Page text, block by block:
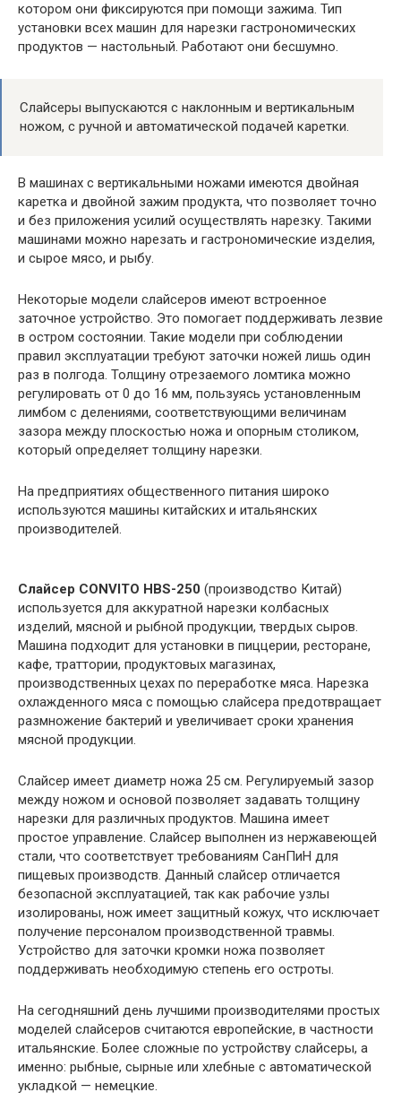
котором они фиксируются при помощи зажима. Тип
установки всех машин для нарезки гастрономических
продуктов — настольный. Работают они бесшумно.
Слайсеры выпускаются с наклонным и вертикальным
ножом, с ручной и автоматической подачей каретки.
В машинах с вертикальными ножами имеются двойная
каретка и двойной зажим продукта, что позволяет точно
и без приложения усилий осуществлять нарезку. Такими
машинами можно нарезать и гастрономические изделия,
и сырое мясо, и рыбу.
Некоторые модели слайсеров имеют встроенное
заточное устройство. Это помогает поддерживать лезвие
в остром состоянии. Такие модели при соблюдении
правил эксплуатации требуют заточки ножей лишь один
раз в полгода. Толщину отрезаемого ломтика можно
регулировать от 0 до 16 мм, пользуясь установленным
лимбом с делениями, соответствующими величинам
зазора между плоскостью ножа и опорным столиком,
который определяет толщину нарезки.
На предприятиях общественного питания широко
используются машины китайских и итальянских
производителей.
Слайсер CONVITO HBS-250 (производство Китай)
используется для аккуратной нарезки колбасных
изделий, мясной и рыбной продукции, твердых сыров.
Машина подходит для установки в пиццерии, ресторане,
кафе, траттории, продуктовых магазинах,
производственных цехах по переработке мяса. Нарезка
охлажденного мяса с помощью слайсера предотвращает
размножение бактерий и увеличивает сроки хранения
мясной продукции.
Слайсер имеет диаметр ножа 25 см. Регулируемый зазор
между ножом и основой позволяет задавать толщину
нарезки для различных продуктов. Машина имеет
простое управление. Слайсер выполнен из нержавеющей
стали, что соответствует требованиям СанПиН для
пищевых производств. Данный слайсер отличается
безопасной эксплуатацией, так как рабочие узлы
изолированы, нож имеет защитный кожух, что исключает
получение персоналом производственной травмы.
Устройство для заточки кромки ножа позволяет
поддерживать необходимую степень его остроты.
На сегодняшний день лучшими производителями простых
моделей слайсеров считаются европейские, в частности
итальянские. Более сложные по устройству слайсеры, а
именно: рыбные, сырные или хлебные с автоматической
укладкой — немецкие.